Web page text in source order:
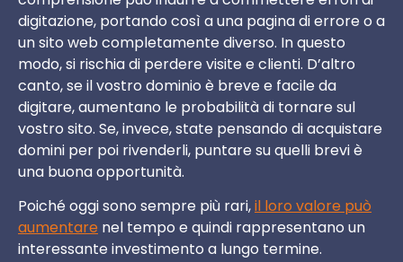
digitazione, portando così a una pagina di errore o a
un sito web completamente diverso. In questo
modo, si rischia di perdere visite e clienti. D’altro
canto, se il vostro dominio è breve e facile da
digitare, aumentano le probabilità di tornare sul
vostro sito. Se, invece, state pensando di acquistare
domini per poi rivenderli, puntare su quelli brevi è
una buona opportunità.
Poiché oggi sono sempre più rari,il loro valore può
aumentare nel tempo e quindi rappresentano un
interessante investimento a lungo termine.